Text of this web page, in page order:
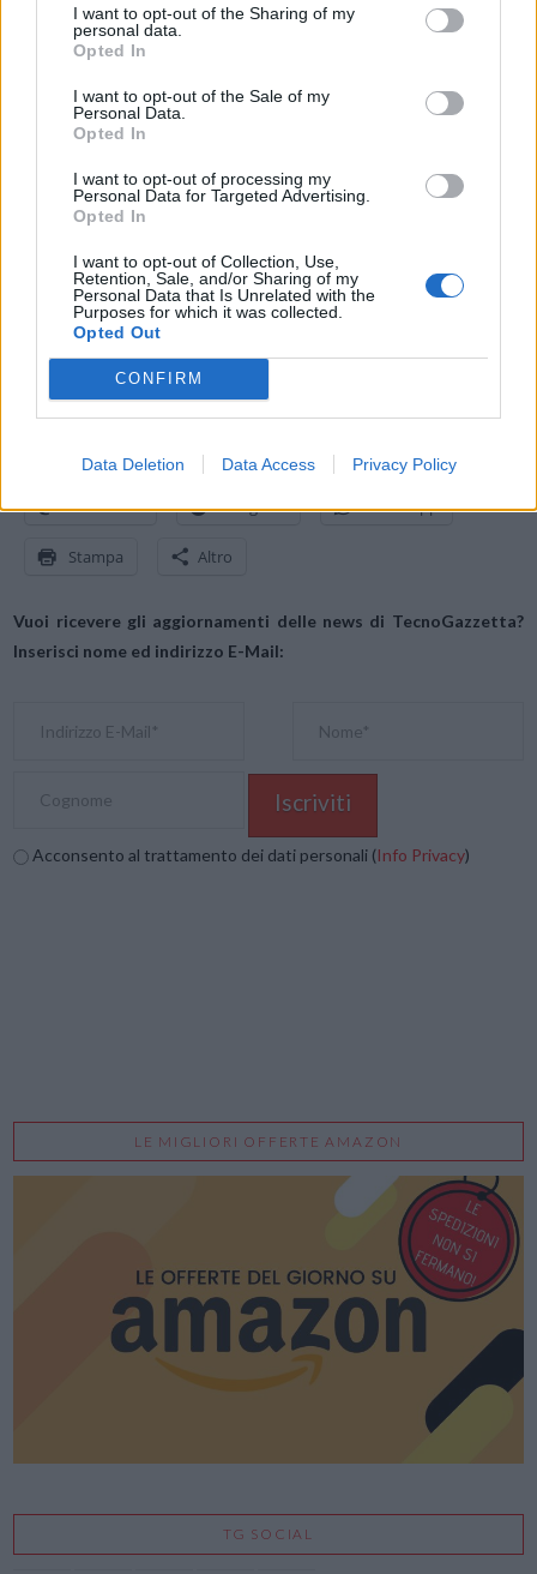
I want to opt-out of the Sharing of my
personal data.
Opted In
I want to opt-out of the Sale of my
Personal Data.
Opted In
I want to opt-out of processing my
Personal Data for Targeted Advertising.
Opted In
I want to opt-out of Collection, Use,
Retention, Sale, and/or Sharing of my
Personal Data that Is Unrelated with the
Purposes for which it was collected.
Opted Out
CONFIRM
Data Deletion Data Access Privacy Policy
Nel 2014 Huawei si è classificata al 94° posto della “Top 100 Best
Global Brands” di Interbrand, con un valore del brand stimato di circa
4,3 miliardi di dollari e ampie aspettative di crescita future. Huawei è
stata inoltre inclusa nella “Top 100 Global Innovators of 2014”
classifica realizzata da Thomson Reuters che mette in luce la
leadership globale dell’azienda nel campo dell’innovazione, valutando
portata globale del portfolio e l’influenza nel mercato di riferimento,
ed è entrata a far parte anche dei “World’s 100 Most InDemand
Employers”, classifica realizzata da LinkedIn.
Condividi questo articolo:
E-mail LinkedIn Facebook
Mastodon Telegram WhatsApp
Stampa Altro
Vuoi ricevere gli aggiornamenti delle news di TecnoGazzetta?
Inserisci nome ed indirizzo E-Mail:
Acconsento al trattamento dei dati personali (Info Privacy)
LE MIGLIORI OFFERTE AMAZON
TG SOCIAL